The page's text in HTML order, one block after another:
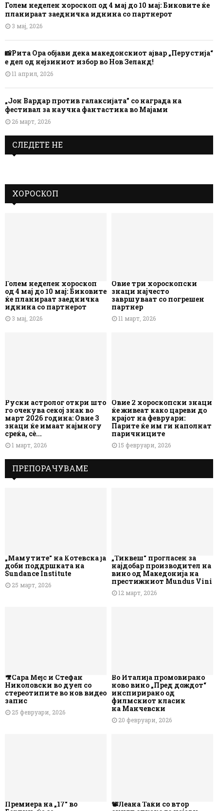
Голем неделен хороскоп од 4 мај до 10 мај: Биковите ќе
планираат заедничка иднина со партнерот
3 мај, 2026
📸Рита Ора објави дека македонскиот ајвар „Перустија“
е дел од нејзиниот избор во Нов Зеланд!
11 април, 2026
„Јон Вардар против галаксијата” со награда на
фестивал за научна фантастика во Мајами
26 март, 2026
СЛЕДЕТЕ НЕ
ХОРОСКОП
Голем неделен хороскоп
од 4 мај до 10 мај: Биковите
ќе планираат заедничка
иднина со партнерот
3 мај, 2026
Овие три хороскопски
знаци најчесто
завршуваат со погрешен
партнер
11 март, 2026
Руски астролог откри што
го очекува секој знак во
март 2026 година: Овие 3
знаци ќе имаат најмногу
среќа, сè...
1 март, 2026
Овие 2 хороскопски знаци
ќе живеат како цареви до
крајот на февруари:
Парите ќе им ги наполнат
паричниците
15 февруари, 2026
ПРЕПОРАЧУВАМЕ
„Мамутите“ на Котевска ја
доби поддршката на
Sundance Institute
25 март, 2026
„Тиквеш“ прогласен за
најдобар производител на
вино од Македонија на
престижниот Mundus Vini
12 март, 2026
🎥Сара Мејс и Стефан
Николовски во дуел со
стереотипите во нов видео
запис
25 февруари, 2026
Во Италија промовирано
ново вино „Пред дождот“
инспирирано од
филмскиот класик
на Манчевски
20 февруари, 2026
Премиера на „17“ во
📽️Леана Таќи со втор